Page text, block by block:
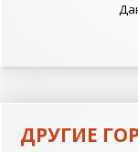
ДРУГИЕ